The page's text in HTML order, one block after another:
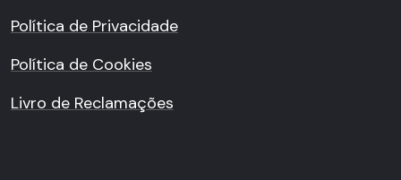
Política de Privacidade
Política de Cookies
Livro de Reclamações